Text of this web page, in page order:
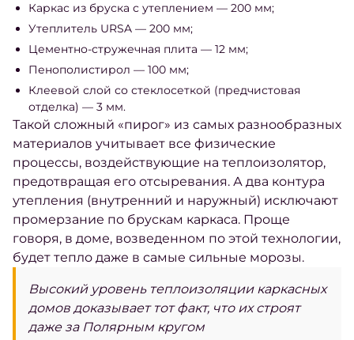
Каркас из бруска с утеплением — 200 мм;
Утеплитель URSA — 200 мм;
Цементно-стружечная плита — 12 мм;
Пенополистирол — 100 мм;
Клеевой слой со стеклосеткой (предчистовая
отделка) — 3 мм.
Такой сложный «пирог» из самых разнообразных
материалов учитывает все физические
процессы, воздействующие на теплоизолятор,
предотвращая его отсыревания. А два контура
утепления (внутренний и наружный) исключают
промерзание по брускам каркаса. Проще
говоря, в доме, возведенном по этой технологии,
будет тепло даже в самые сильные морозы.
Высокий уровень теплоизоляции каркасных
домов доказывает тот факт, что их строят
даже за Полярным кругом